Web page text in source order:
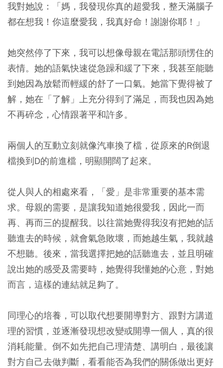
我對她說：「媽，我發現你真的超愛我，整天滿腦子
都在想我！你這麼愛我，我真好命！謝謝你耶！」
她突然停了下來，我可以想像母親在電話那頭愣住的
表情。她的語氣快速從急躁和緩了下來，我甚至能聽
到她因為放鬆而輕緩的舒了一口氣。她當下覺得被了
解，她在「了解」上充分得到了滿足，而我也因為她
不再碎念，心情跟著平和許多。
兩個人的互動立刻就像汽車換了檔，從原來的R倒退
檔換到D的前進檔，明顯開闊了起來。
從人與人的相處來看，「愛」是非常重要的基本需
求。母親的需要，是讓我知道她很愛我，因此一而
再、再而三的提醒我。以往當她覺得我沒有把她的話
聽進去的時候，就會氣急敗壞，而她越生氣，我就越
不想聽。後來，當我選擇把她的話聽進去，並且明確
說出她的感受及需要時，她覺得我懂她的心意，對她
而言，這樣的連結就足夠了。
同理心的培養，可以取代想要開導對方、跟對方講道
理的習慣，並逐漸發現想改變或開導一個人，真的很
消耗能量。倒不如先把自己理清楚、講明白，最後讓
對方自己去做判斷，看看能否為我們的關係做出更好